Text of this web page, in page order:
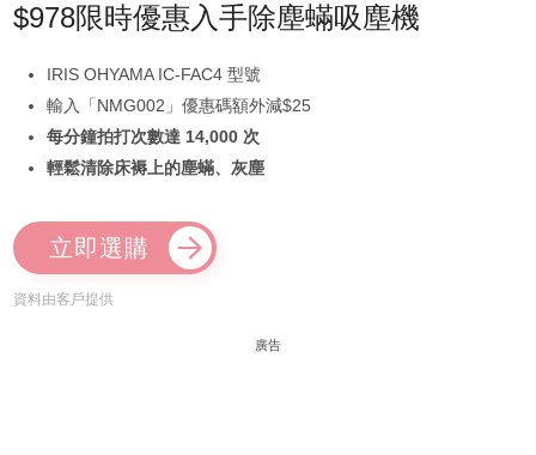
$978限時優惠入手除塵蟎吸塵機
IRIS OHYAMA IC-FAC4 型號
輸入「NMG002」優惠碼額外減$25
每分鐘拍打次數達 14,000 次
輕鬆清除床褥上的塵蟎、灰塵
立即選購
資料由客戶提供
廣告